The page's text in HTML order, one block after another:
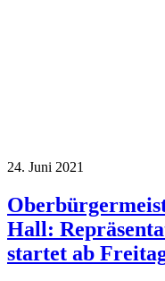
24. Juni 2021
Hall:
startet ab